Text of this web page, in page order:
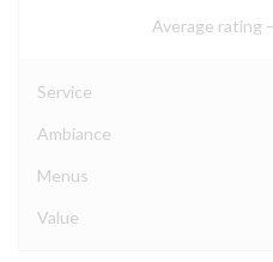
Average rating
Service
Ambiance
Menus
Value